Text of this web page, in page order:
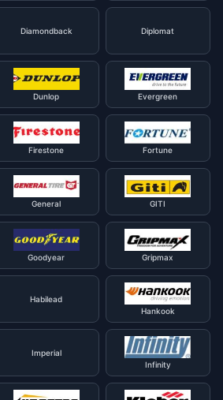
Diamondback Diplomat
Dunlop
Evergreen
Firestone Fortune
General GITI
Goodyear Gripmax
Habilead
Hankook
Imperial
Infinity